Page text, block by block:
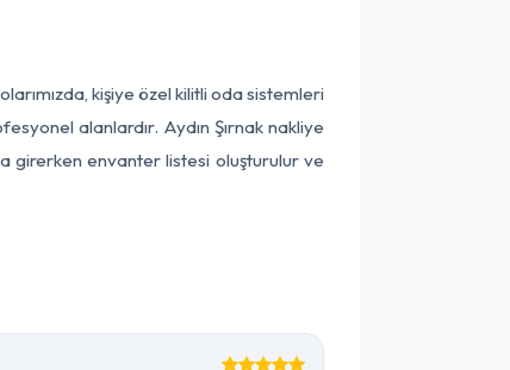
kişiye özel kilitli oda sistemleri
alanlardır. Aydın Şırnak nakliye
girerken envanter listesi oluşturulur ve